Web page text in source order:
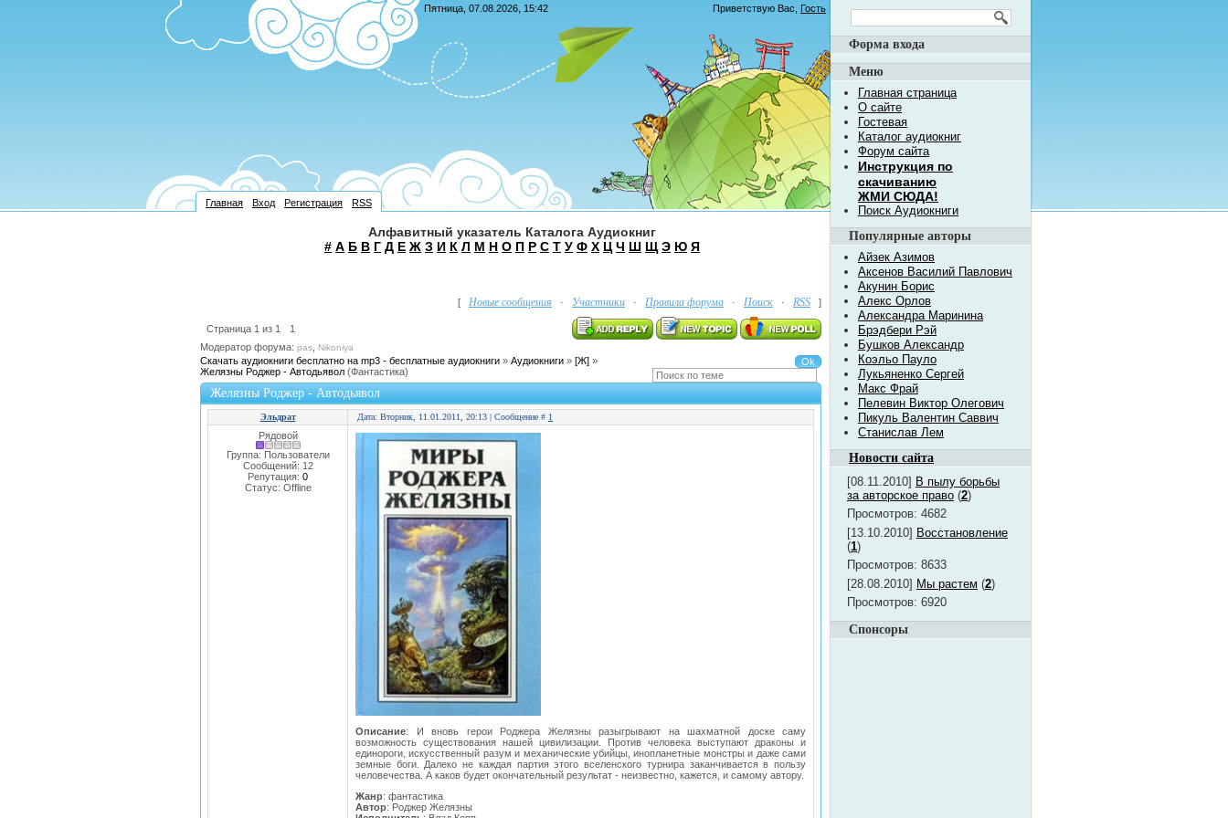
Пятница, 07.08.2026, 15:42 Приветствую Вас Гость
Главная Вход Регистрация RSS
Алфавитный указатель Каталога Аудиокниг
# А Б В Г Д Е Ж З И К Л М Н О П Р С Т У Ф Х Ц Ч Ш Щ Э Ю Я
[ Новые сообщения · Участники · Правила форума · Поиск · RSS ]
Страница 1 из 1
1
Модератор форума: pas Nikoniya
Скачать аудиокниги бесплатно на mp3 - бесплатные аудиокниги » Аудиокниги » [Ж] »
Желязны Роджер - Автодьявол (Фантастика)
Желязны Роджер - Автодьявол
Эльдрат Дата: Вторник, 11.01.2011, 20:13 | Сообщение # 1
Рядовой
Группа: Пользователи
Сообщений: 12
Репутация: 0
Статус: Offline
Описание: И вновь герои Роджера Желязны разыгрывают на шахматной доске саму
возможность существования нашей цивилизации. Против человека выступают драконы и
единороги, искусственный разум и механические убийцы, инопланетные монстры и даже сами
земные боги. Далеко не каждая партия этого вселенского турнира заканчивается в пользу
человечества. А каков будет окончательный результат - неизвестно, кажется, и самому автору.
Жанр: фантастика
Автор: Роджер Желязны
Форма входа
Меню
Главная страница
О сайте
Гостевая
Каталог аудиокниг
Форум сайта
Инструкция по
скачиванию
ЖМИ СЮДА!
Поиск Аудиокниги
Популярные авторы
Айзек Азимов
Аксенов Василий Павлович
Акунин Борис
Алекс Орлов
Александра Маринина
Брэдбери Рэй
Бушков Александр
Коэльо Пауло
Лукьяненко Сергей
Макс Фрай
Пелевин Виктор Олегович
Пикуль Валентин Саввич
Станислав Лем
Новости сайта
[08.11.2010] В пылу борьбы
за авторское право (2)
Просмотров: 4682
[13.10.2010] Восстановление
(1)
Просмотров: 8633
[28.08.2010] Мы растем (2)
Просмотров: 6920
Спонсоры